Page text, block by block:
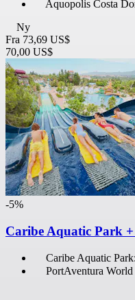
Aquopolis Costa
Ny
Fra 73,69 US$
70,00 US$
-5%
Caribe Aquatic Park
Caribe Aquatic
PortAventura